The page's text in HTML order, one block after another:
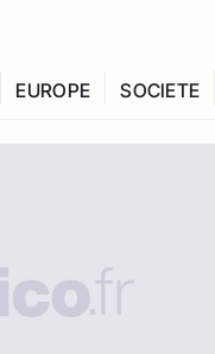
EUROPE SOCIETE